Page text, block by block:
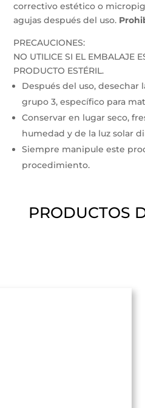
correctivo estético o
agujas después del uso.
PRECAUCIONES:
NO UTILICE SI EL EMBALAJE
PRODUCTO ESTÉRIL.
Después del uso,
grupo 3, específico para
Conservar en lugar seco,
humedad y de la luz solar
Siempre manipule este
procedimiento.
PRODUCTOS